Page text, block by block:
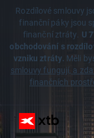
Rozdílové smlouvy
finanční páky jsou
finanční ztráty. U
obchodování s
vzniku ztráty. Měli
smlouvy fungují, a
finančních